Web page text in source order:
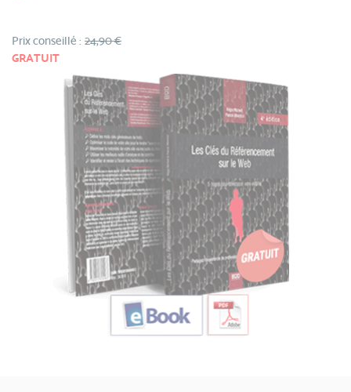
Prix conseillé : 24,90 €
GRATUIT